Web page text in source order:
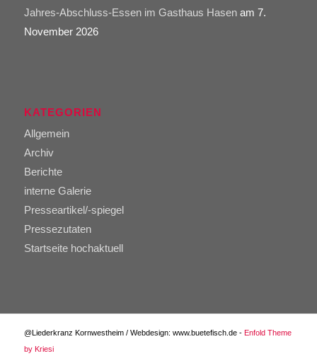
Jahres-Abschluss-Essen im Gasthaus Hasenam 7.
November 2026
KATEGORIEN
Allgemein
Archiv
Berichte
interne Galerie
Presseartikel/-spiegel
Pressezutaten
Startseite hochaktuell
@Liederkranz Kornwestheim / Webdesign: www.buetefisch.de - Enfold Theme
by Kriesi